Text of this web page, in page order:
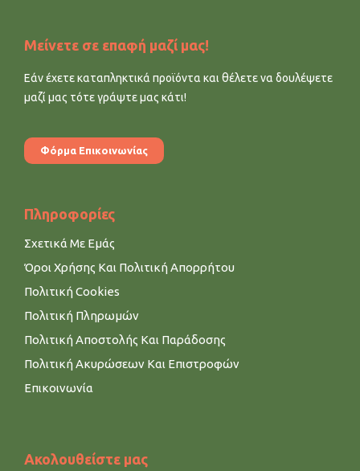
Μείνετε σε επαφή μαζί μας!
Εάν έχετε καταπληκτικά προϊόντα και θέλετε να δουλέψετε
μαζί μας τότε γράψτε μας κάτι!
Φόρμα Επικοινωνίας
Πληροφορίες
Σχετικά Με Εμάς
Όροι Χρήσης Και Πολιτική Απορρήτου
Πολιτική Cookies
Πολιτική Πληρωμών
Πολιτική Αποστολής Και Παράδοσης
Πολιτική Ακυρώσεων Και Επιστροφών
Επικοινωνία
Ακολουθείστε μας